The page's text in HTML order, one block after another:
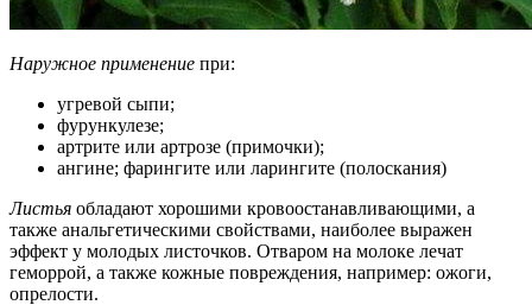
Наружное применение при:
угревой сыпи;
фурункулезе;
артрите или артрозе (примочки);
ангине; фарингите или ларингите (полоскания)
Листья обладают хорошими кровоостанавливающими, а
также анальгетическими свойствами, наиболее выражен
эффект у молодых листочков. Отваром на молоке лечат
геморрой, а также кожные повреждения, например: ожоги,
опрелости.